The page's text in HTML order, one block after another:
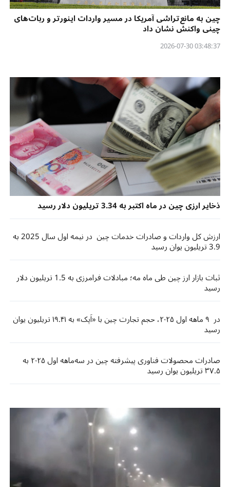
چین به مانع‌تراشی آمریکا در مسیر واردات اینورتر و ربات‌های
چینی واکنش نشان داد
03:48:37 2026-07-30
ذخایر ارزی چین در ماه اکتبر به 3.34 تریلیون دلار رسید
ارزش کل واردات و صادرات خدمات چین در نیمه اول سال 2025 به
3.9 تریلیون یوان رسید
ثبات بازار ارز چین طی ماه مه؛ مبادلات فرامرزی به 1.5 تریلیون دلار
رسید
در ۹ ماهه اول ۲۰۲۵، حجم تجارت چین با «اَپک» به ۱۹.۴۱ تریلیون یوان
رسید
صادرات محصولات فناوری پیشرفته چین در سه‌ماهه اول ۲۰۲۵ به
۳۷.۵ تریلیون یوان رسید